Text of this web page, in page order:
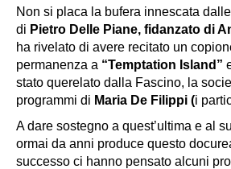
Non si placa la bufera innescata
di Pietro Delle Piane, fidanzato di
ha rivelato di avere recitato un
permanenza a “Temptation Island”
stato querelato dalla Fascino, la
programmi di Maria De Filippi (i
A dare sostegno a quest’ultima e al
ormai da anni produce questo
successo ci hanno pensato alcuni